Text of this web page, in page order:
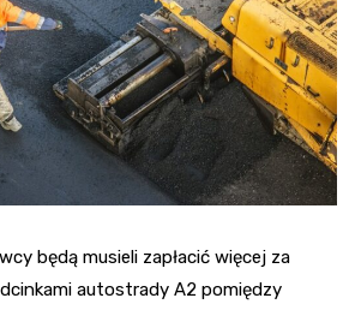
będą musieli zapłacić więcej za
autostrady A2 pomiędzy